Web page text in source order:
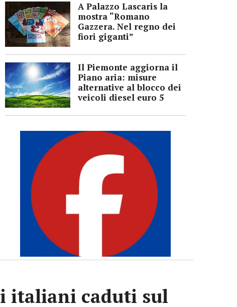
A Palazzo Lascaris la
mostra “Romano
Gazzera. Nel regno dei
fiori giganti”
Il Piemonte aggiorna il
Piano aria: misure
alternative al blocco dei
veicoli diesel euro 5
italiani caduti sul